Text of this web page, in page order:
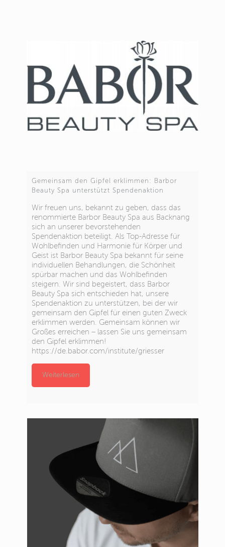
Gemeinsam den Gipfel erklimmen: Barbor
Beauty Spa unterstützt Spendenaktion
Wir freuen uns, bekannt zu geben, dass das
renommierte Barbor Beauty Spa aus Backnang
sich an unserer bevorstehenden
Spendenaktion beteiligt. Als Top-Adresse für
Wohlbefinden und Harmonie für Körper und
Geist ist Barbor Beauty Spa bekannt für seine
individuellen Behandlungen, die Schönheit
spürbar machen und das Wohlbefinden
steigern. Wir sind begeistert, dass Barbor
Beauty Spa sich entschieden hat, unsere
Spendenaktion zu unterstützen, bei der wir
gemeinsam den Gipfel für einen guten Zweck
erklimmen werden. Gemeinsam können wir
Großes erreichen – lassen Sie uns gemeinsam
den Gipfel erklimmen!
https://de.babor.com/institute/griesser
Weiterlesen